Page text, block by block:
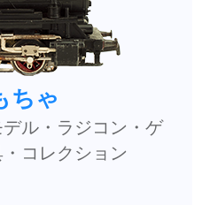
ちゃ
ル・ラジコン・ゲ
コレクション